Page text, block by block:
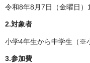
令和8年8月7日（金曜日）
2.対象者
小学4年生から中学生（※
3.参加費